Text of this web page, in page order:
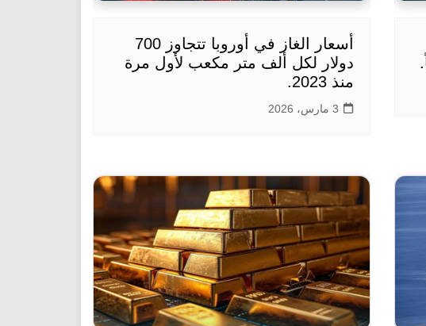
أسعار الغاز في أوروبا تتجاوز 700
دولار لكل ألف متر مكعب لأول مرة
منذ 2023.
3 مارس، 2026